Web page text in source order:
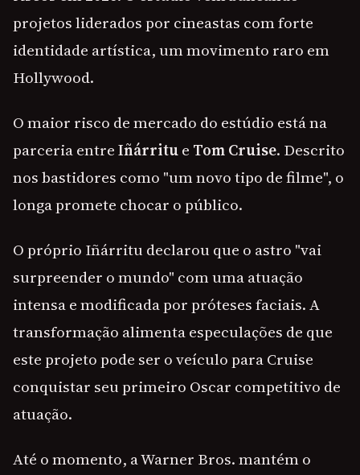
projetos liderados por cineastas com forte
identidade artística, um movimento raro em
Hollywood.
O maior risco de mercado do estúdio está na
parceria entreIñárritue Tom Cruise. Descrito
nos bastidores como "um novo tipo de filme", o
longa promete chocar o público.
O próprio Iñárritu declarou que o astro "vai
surpreender o mundo" com uma atuação
intensa e modificada por próteses faciais. A
transformação alimenta especulações de que
este projeto pode ser o veículo para Cruise
conquistar seu primeiro Oscar competitivo de
atuação.
Até o momento, a Warner Bros. mantém o